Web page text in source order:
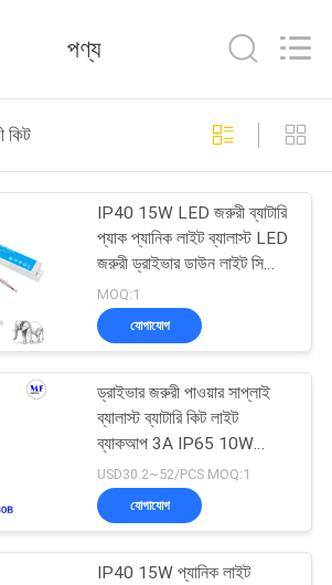
প্রুফ লাইট
228
ফ্লাড লাইট
305
পণ্য
কিট
IP40 15W LED জরুরী ব্যাটারি
প্যাক প্যানিক লাইট ব্যালাস্ট LED
জরুরী ড্রাইভার ডাউন লাইট সিলিং
লাইটের জন্য
MOQ:1
যোগাযোগ
ড্রাইভার জরুরী পাওয়ার সাপ্লাই
ব্যালাস্ট ব্যাটারি কিট লাইট
ব্যাকআপ 3A IP65 10W
15W কালো সাদা
USD30.2~52/PCS MOQ:1
যোগাযোগ
IP40 15W প্যানিক লাইট